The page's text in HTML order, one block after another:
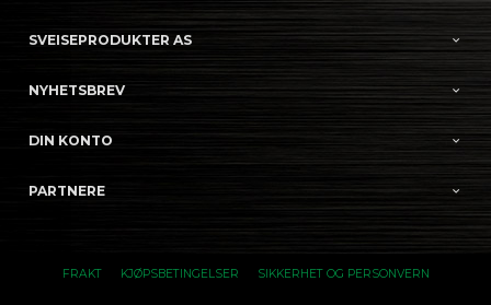
SVEISEPRODUKTER AS
NYHETSBREV
DIN KONTO
PARTNERE
FRAKT KJØPSBETINGELSER SIKKERHET OG PERSONVERN